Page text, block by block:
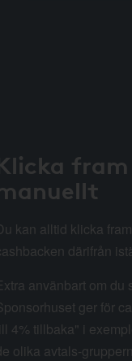
kan alltid klicka
därifrån
använbart om du
ger för
4% tillbaka" i
olika avtals-